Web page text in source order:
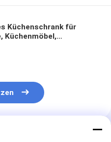
Küchenschrank für
Küchenmöbel,